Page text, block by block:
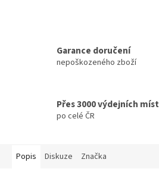
Garance doručení
nepoškozeného zboží
Přes 3000 výdejních míst
po celé ČR
Popis Diskuze Značka